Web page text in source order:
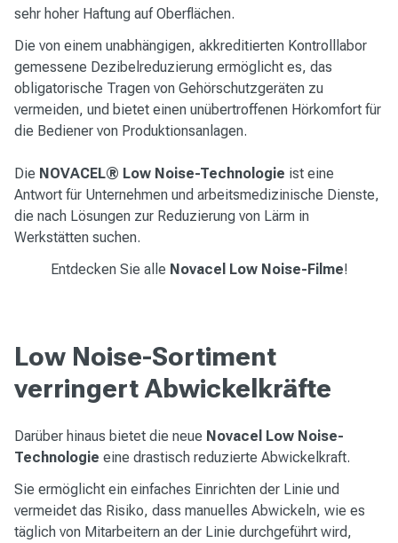
sehr hoher Haftung auf Oberflächen.
Die von einem unabhängigen, akkreditierten Kontrolllabor
gemessene Dezibelreduzierung ermöglicht es, das
obligatorische Tragen von Gehörschutzgeräten zu
vermeiden, und bietet einen unübertroffenen Hörkomfort für
die Bediener von Produktionsanlagen.
Die NOVACEL® Low Noise-Technologie ist eine
Antwort für Unternehmen und arbeitsmedizinische Dienste,
die nach Lösungen zur Reduzierung von Lärm in
Werkstätten suchen.
Entdecken Sie alle Novacel Low Noise-Filme!
Low Noise-Sortiment
verringert Abwickelkräfte
Darüber hinaus bietet die neue Novacel Low Noise-
Technologie eine drastisch reduzierte Abwickelkraft.
Sie ermöglicht ein einfaches Einrichten der Linie und
vermeidet das Risiko, dass manuelles Abwickeln, wie es
täglich von Mitarbeitern an der Linie durchgeführt wird,